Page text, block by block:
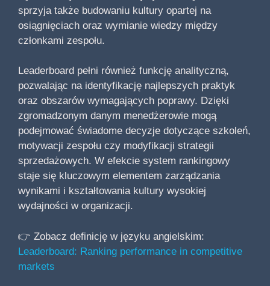
sprzyja także budowaniu kultury opartej na
osiągnięciach oraz wymianie wiedzy między
członkami zespołu.
Leaderboard pełni również funkcję analityczną,
pozwalając na identyfikację najlepszych praktyk
oraz obszarów wymagających poprawy. Dzięki
zgromadzonym danym menedżerowie mogą
podejmować świadome decyzje dotyczące szkoleń,
motywacji zespołu czy modyfikacji strategii
sprzedażowych. W efekcie system rankingowy
staje się kluczowym elementem zarządzania
wynikami i kształtowania kultury wysokiej
wydajności w organizacji.
👉 Zobacz definicję w języku angielskim:
Leaderboard: Ranking performance in competitive
markets